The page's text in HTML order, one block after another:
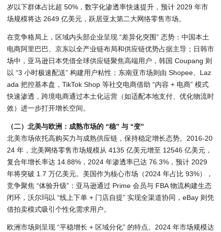
岁以下群体占比超 50%，数字化渗透率快速提升，预计 2029 年市
场规模将达 2649 亿美元，跃居亚太第二大网络零售市场。
在竞争格局上，区域内头部企业呈现 “差异化突围” 态势：中国本土
电商阿里巴巴、京东以全产业链布局和供应链优势占据主导；日韩市
场中，亚马逊日本凭借全球供应链聚焦高端用户，韩国 Coupang 则
以 “3 小时极速配送” 构建用户粘性；东南亚市场则由 Shopee、Laz
ada 把控基本盘，TikTok Shop 等社交电商借助 “内容 + 电商” 模式
快速渗透，跨境电商通过本土化运营（如适配本地支付、优化物流时
效）进一步打开增长空间。
（二）北美与欧洲：成熟市场的 “稳” 与 “变”
北美市场依托高购买力与成熟供应链，保持稳定增长态势。2016-20
24 年，北美网络零售市场规模从 4135 亿美元增至 12546 亿美元，
复合年增长率达 14.88%，2024 年渗透率已达 76.3%，预计 2029
年将突破 1.7 万亿美元。美国作为核心市场（2024 年占比 93%），
竞争聚焦 “体验升级”：亚马逊通过 Prime 会员与 FBA 物流构建生态
闭环，沃尔玛以 “线上下单 + 门店自提” 实现全渠道协同，eBay 则凭
借拍卖模式吸引个性化需求用户。
欧洲市场则呈现 “平稳增长 + 区域分化” 的特点。2024 年市场规模达